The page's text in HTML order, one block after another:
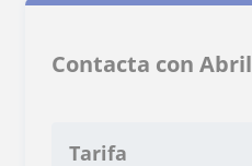
Contacta con Abril
Tarifa